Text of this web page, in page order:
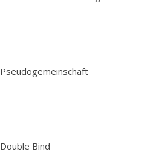
Pseudogemeinschaft
Double Bind